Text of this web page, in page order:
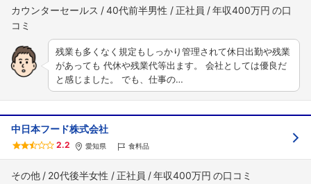
フォローしました
こちらの企業もフォローしませんか？
カウンターセールス 40代前半男性 正社員 年収400万円
残業も多くなく規定もしっかり管理されて休日出勤や残業
があっても 代休や残業代等出ます。 会社としては優良だ
と感じました。 でも、仕事の…
中日本フード株式会社
2.2 愛知県 食料品
その他 20代後半女性 正社員 年収400万円